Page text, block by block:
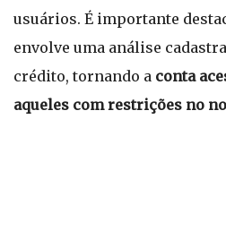
usuários. É importante
envolve uma análise
crédito, tornando a conta
aqueles com restrições no